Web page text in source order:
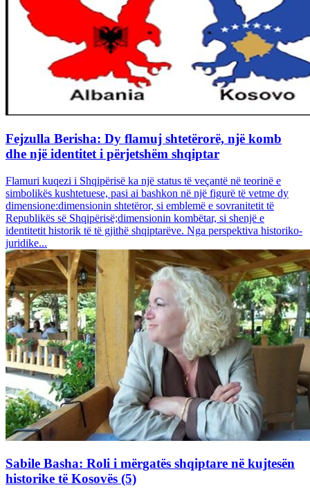
Fejzulla Berisha: Dy flamuj shtetërorë, një komb
dhe një identitet i përjetshëm shqiptar
Flamuri kuqezi i Shqipërisë ka një status të veçantë në teorinë e
simbolikës kushtetuese, pasi ai bashkon në një figurë të vetme dy
dimensione:dimensionin shtetëror, si emblemë e sovranitetit të
Republikës së Shqipërisë;dimensionin kombëtar, si shenjë e
identitetit historik të të gjithë shqiptarëve. Nga perspektiva historiko-
juridike...
Sabile Basha: Roli i mërgatës shqiptare në kujtesën
historike të Kosovës (5)